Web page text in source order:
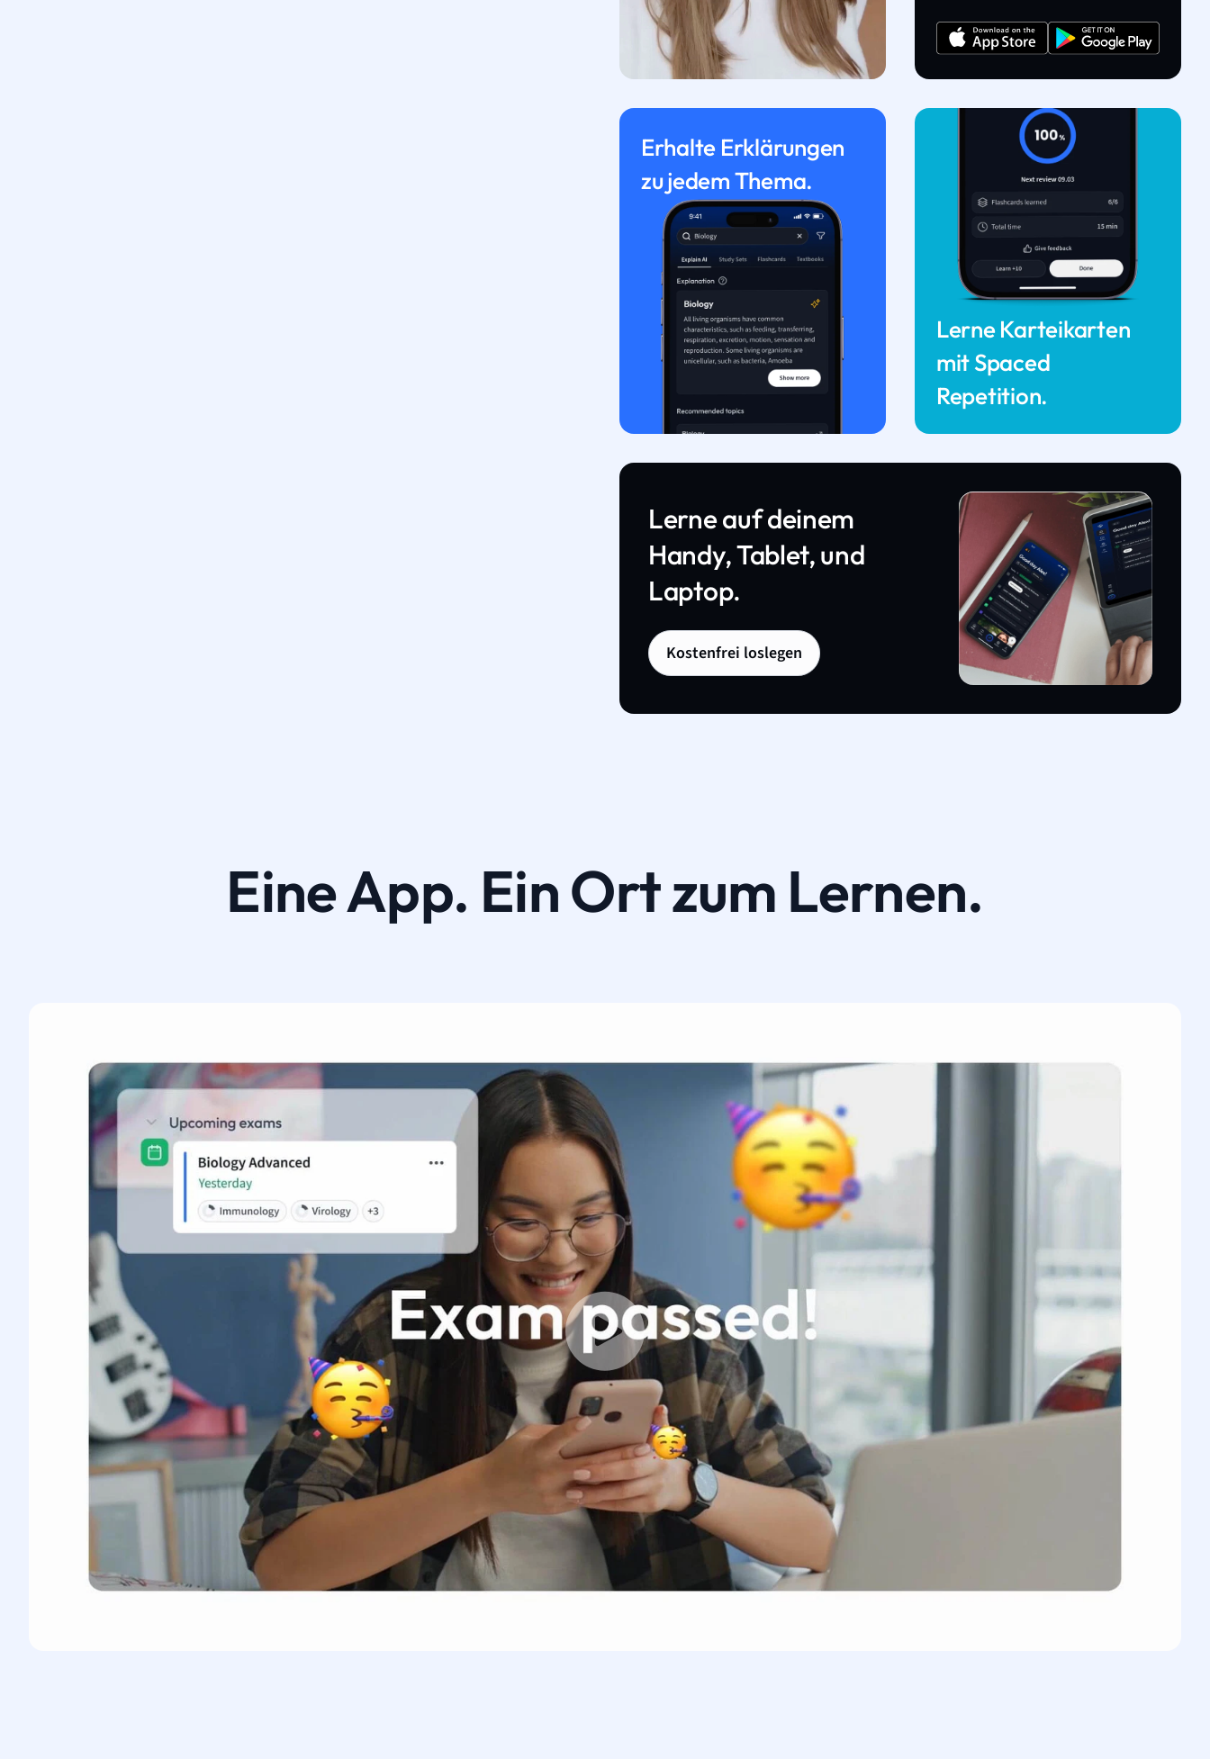
Erhalte Erklärungen
zu jedem Thema.
Lerne Karteikarten
mit Spaced
Repetition.
Lerne auf deinem
Handy, Tablet, und
Laptop.
Kostenfrei loslegen
Eine App. Ein Ort zum Lernen.